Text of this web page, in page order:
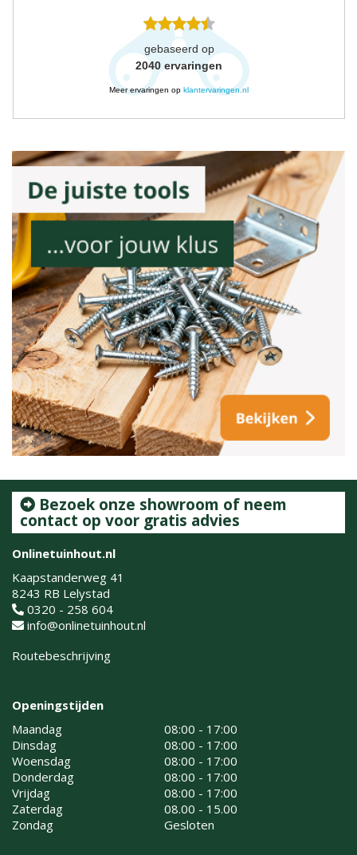
gebaseerd op
2040 ervaringen
Meer ervaringen op klantervaringen.nl
Bezoek onze showroom of neem
contact op voor gratis advies
Onlinetuinhout.nl
Kaapstanderweg 41
8243 RB Lelystad
0320 - 258 604
info@onlinetuinhout.nl
Routebeschrijving
Openingstijden
Maandag
08:00 - 17:00
Dinsdag
08:00 - 17:00
Woensdag
08:00 - 17:00
Donderdag
08:00 - 17:00
Vrijdag
08:00 - 17:00
Zaterdag
08.00 - 15.00
Zondag
Gesloten